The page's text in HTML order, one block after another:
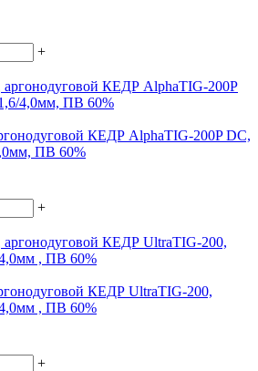
+
КЕДР AlphaTIG-200P DC,
ПВ 60%
+
КЕДР UltraTIG-200,
, ПВ 60%
+